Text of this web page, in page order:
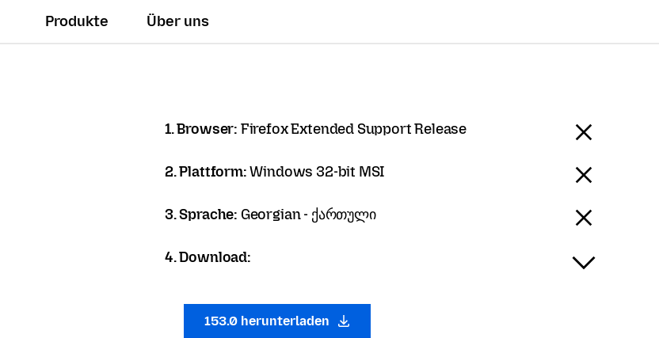
Produkte Über uns
1. Browser: Firefox Extended Support Release
2. Plattform:Windows 32-bit MSI
3. Sprache: Georgian - ქართული
4. Download:
153.0 herunterladen